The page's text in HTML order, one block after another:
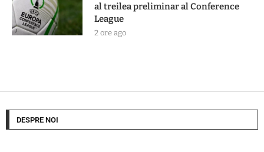
al treilea preliminar al Conference
League
2 ore ago
DESPRE NOI